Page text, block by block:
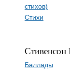
стихов)
Стихи
Стивенсон
Баллады